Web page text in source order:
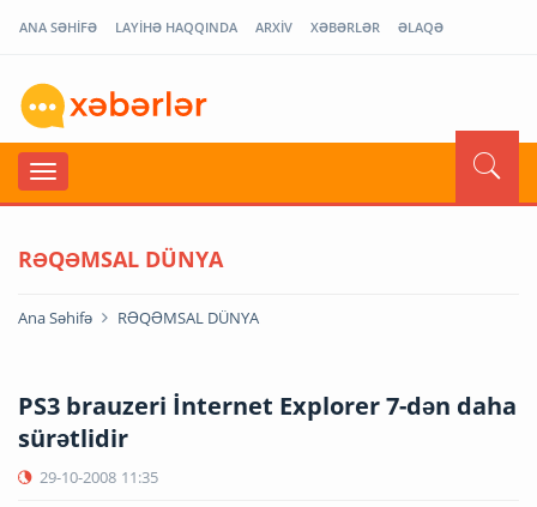
ANA SƏHİFƏ LAYİHƏ HAQQINDA ARXİV XƏBƏRLƏR ƏLAQƏ
RƏQƏMSAL DÜNYA
Ana Səhifə RƏQƏMSAL DÜNYA
PS3 brauzeri İnternet Explorer 7-dən daha
sürətlidir
29-10-2008 11:35